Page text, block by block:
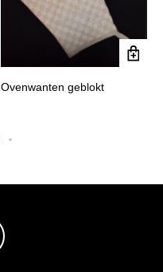
Ovenwanten geblokt